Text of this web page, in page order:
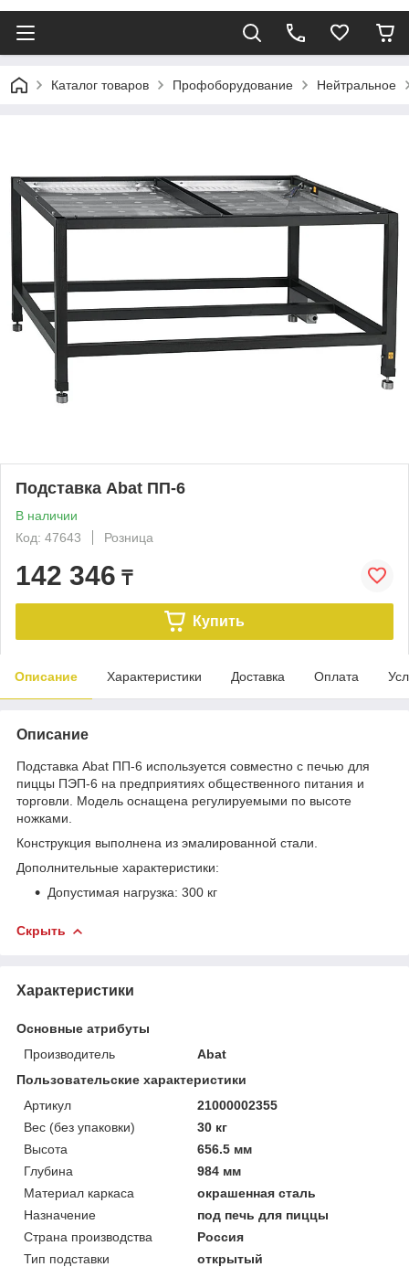
Каталог товаров Профоборудование Нейтральное
Подставка Abat ПП-6
В наличии
Код: 47643
Розница
142 346 ₸
Купить
Описание Характеристики Доставка Оплата
Описание
Подставка Abat ПП-6 используется совместно с печью для
пиццы ПЭП-6 на предприятиях общественного питания и
торговли. Модель оснащена регулируемыми по высоте
ножками.
Конструкция выполнена из эмалированной стали.
Дополнительные характеристики:
Допустимая нагрузка: 300 кг
Скрыть
Характеристики
Основные атрибуты
Производитель
Abat
Пользовательские характеристики
Артикул
21000002355
Вес (без упаковки)
30 кг
Высота
656.5 мм
Глубина
984 мм
Материал каркаса
окрашенная сталь
Назначение
под печь для пиццы
Страна производства
Россия
Тип подставки
открытый